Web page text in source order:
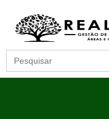
Search
for: